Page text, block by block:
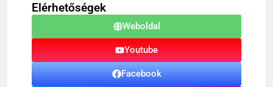
Elérhetőségek
Weboldal
Youtube
Facebook